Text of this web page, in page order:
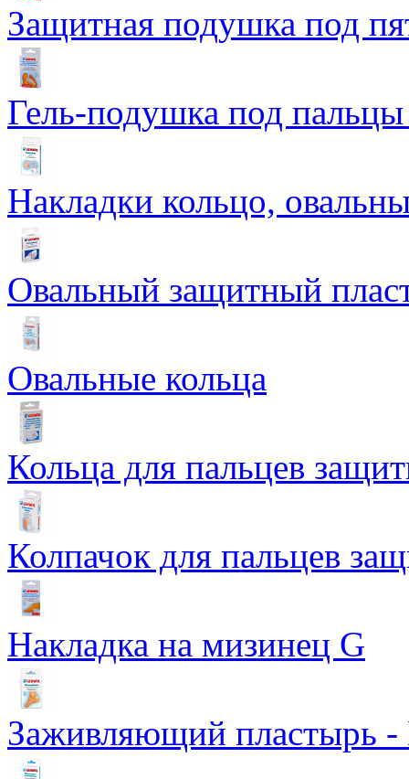
Защитная подушка под
Гель-подушка под
Накладки кольцо,
Овальный защитный
Овальные кольца
Кольца для пальцев
Колпачок для пальцев
Накладка на мизинец G
Заживляющий пластырь -